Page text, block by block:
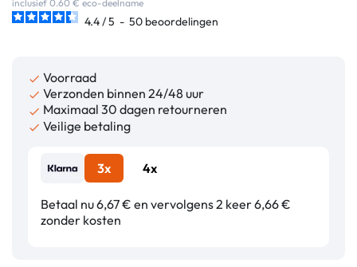
inclusief 0.60 € eco-deelname
4.4/5 - 50 beoordelingen
 Voorraad
 Verzonden binnen 24/48 uur
 Maximaal 30 dagen retourneren
 Veilige betaling
3x 4x
Betaal nu 6,67 € en vervolgens 2 keer 6,66 €
zonder kosten